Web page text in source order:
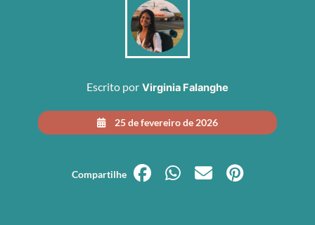
Escrito por Virginia Falanghe
25 de fevereiro de 2026